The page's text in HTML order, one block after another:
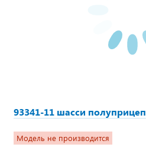
93341-11 шасси полуприцеп
Модель не производится